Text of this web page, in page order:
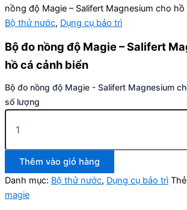
nồng độ Magie – Salifert Magnesium cho
Bộ thử nước, Dụng cụ bảo trì
Bộ đo nồng độ Magie – Salifert
hồ cá cảnh biển
Bộ đo nồng độ Magie - Salifert Magnesium
số lượng
Thêm vào giỏ hàng
Danh mục: Bộ thử nước, Dụng cụ bảo trì
magie